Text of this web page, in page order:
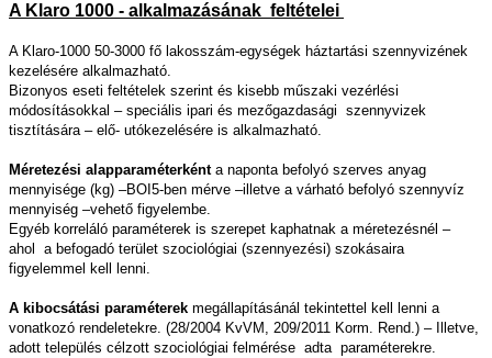
A Klaro 1000 - alkalmazásának feltételei
A Klaro-1000 50-3000 fő lakosszám-egységek háztartási szennyvizének
kezelésére alkalmazható.
Bizonyos eseti feltételek szerint és kisebb műszaki vezérlési
módosításokkal – speciális ipari és mezőgazdasági szennyvizek
tisztítására – elő- utókezelésére is alkalmazható.
Méretezési alapparaméterkénta naponta befolyó szerves anyag
mennyisége (kg) –BOI5-ben mérve –illetve a várható befolyó szennyvíz
mennyiség –vehető figyelembe.
Egyéb korreláló paraméterek is szerepet kaphatnak a méretezésnél –
ahol a befogadó terület szociológiai (szennyezési) szokásaira
figyelemmel kell lenni.
A kibocsátási paraméterek megállapításánál tekintettel kell lenni a
vonatkozó rendeletekre. (28/2004 KvVM, 209/2011 Korm. Rend.) – Illetve,
adott település célzott szociológiai felmérése adta paraméterekre.